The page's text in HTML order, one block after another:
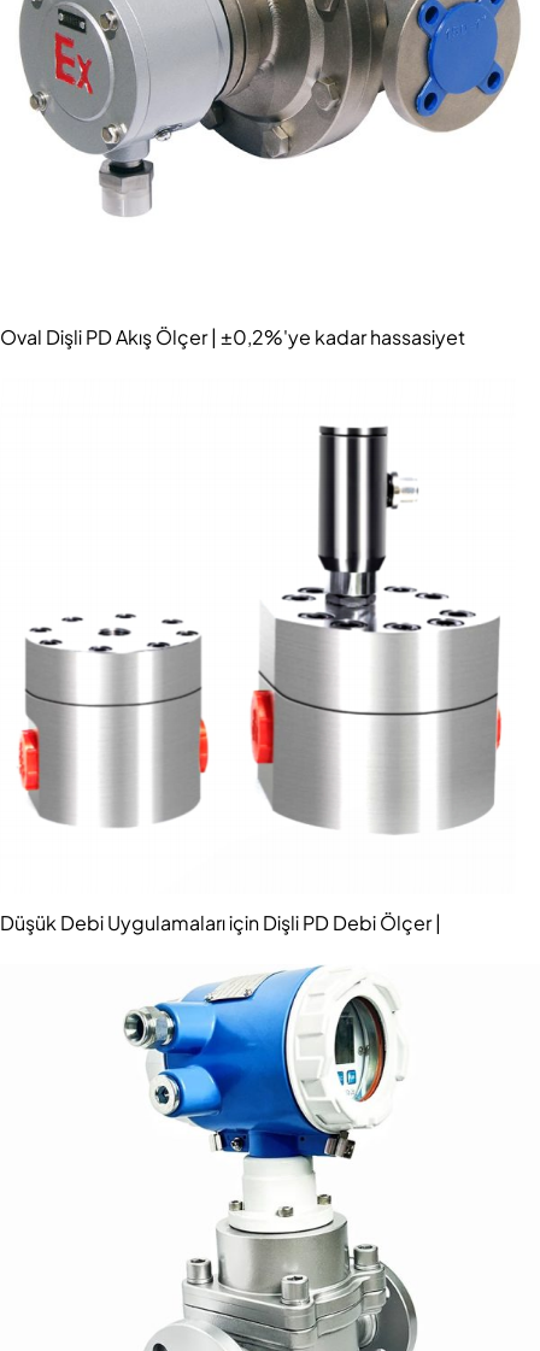
Oval Dişli PD Akış Ölçer | ±0,2%'ye kadar hassasiyet
Düşük Debi Uygulamaları için Dişli PD Debi Ölçer |